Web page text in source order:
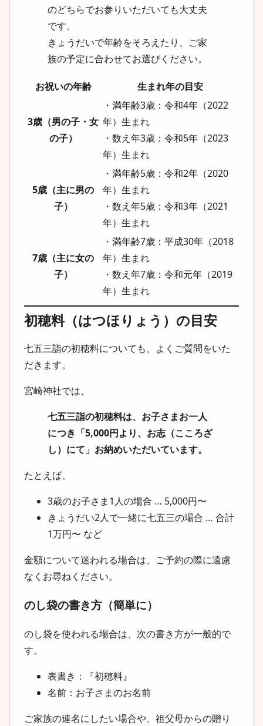
のどちらでお参りいただいても大丈夫
です。
きょうだいで年齢をそろえたり、ご家
族の予定に合わせてお選びください。
お祝いの年齢 生まれ年の目安
3歳（男の子・女
の子）
・満年齢3歳：令和4年（2022
年）生まれ
・数え年3歳：令和5年（2023
年）生まれ
5歳（主に男の
子）
・満年齢5歳：令和2年（2020
年）生まれ
・数え年5歳：令和3年（2021
年）生まれ
7歳（主に女の
子）
・満年齢7歳：平成30年（2018
年）生まれ
・数え年7歳：令和元年（2019
年）生まれ
初穂料（はつほりょう）の目安
七五三詣の初穂料についても、よくご質問をいた
だきます。
宮崎神社では、
七五三詣の初穂料は、お子さまお一人
につき「5,000円より、お志（こころざ
し）にて」お納めいただいています。
たとえば、
3歳のお子さま1人の場合 … 5,000円〜
きょうだい2人で一緒に七五三の場合 … 合計
1万円〜 など
金額について迷われる場合は、ご予約の際に遠慮
なくお尋ねください。
のし袋の書き方（簡単に）
のし袋を使われる場合は、次の書き方が一般的で
す。
表書き：『初穂料』
名前：お子さまのお名前
ご家族の連名にしたい場合や、祖父母からの贈り